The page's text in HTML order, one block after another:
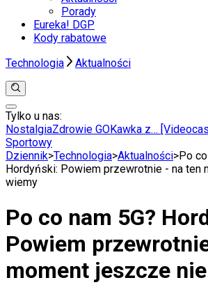
Porady
Eureka! DGP
Kody rabatowe
Technologia
Aktualności
Anuluj
Wiadomości
Świat
Polityka
Aktualności
Finanse
Podatki
Twoje finanse
Tylko u nas:
NostalgiaZdrowie GOKawka z…
Sportowy
Dziennik>Technologia>Aktualności>Po
Hordyński: Powiem przewrotnie - na ten
wiemy
Po co nam 5G?
Powiem
moment jeszcze